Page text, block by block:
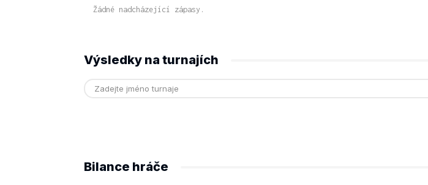
Žádné nadcházející zápasy.
Výsledky na turnajích
Bilance hráče